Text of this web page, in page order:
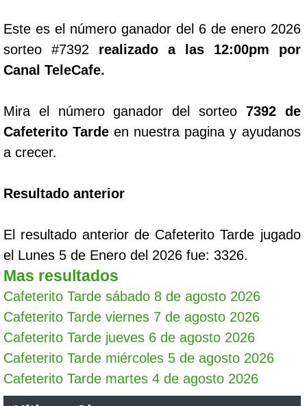
Este es el número ganador del 6 de enero 2026
sorteo #7392 realizado a las 12:00pm por
Canal TeleCafe.
Mira el número ganador del sorteo 7392 de
Cafeterito Tarde en nuestra pagina y ayudanos
a crecer.
Resultado anterior
El resultado anterior de Cafeterito Tarde jugado
el Lunes 5 de Enero del 2026 fue: 3326.
Mas resultados
Cafeterito Tarde sábado 8 de agosto 2026
Cafeterito Tarde viernes 7 de agosto 2026
Cafeterito Tarde jueves 6 de agosto 2026
Cafeterito Tarde miércoles 5 de agosto 2026
Cafeterito Tarde martes 4 de agosto 2026